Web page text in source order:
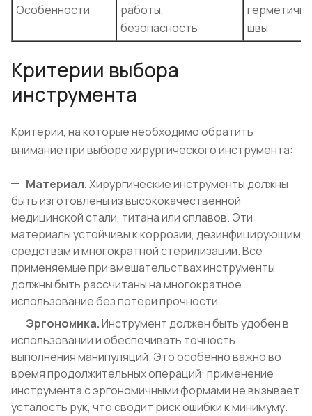
Особенности
работы,
безопасность
швы
Критерии выбора
инструмента
Критерии, на которые необходимо обратить
внимание при выборе хирургического инструмента:
Материал.Хирургические инструменты должны
быть изготовлены из высококачественной
медицинской стали, титана или сплавов. Эти
материалы устойчивы к коррозии, дезинфицирующим
средствам и многократной стерилизации. Все
применяемые при вмешательствах инструменты
должны быть рассчитаны на многократное
использование без потери прочности.
Эргономика.Инструмент должен быть удобен в
использовании и обеспечивать точность
выполнения манипуляций. Это особенно важно во
время продолжительных операций: применение
инструмента с эргономичными формами не вызывает
усталость рук, что сводит риск ошибки к минимуму.